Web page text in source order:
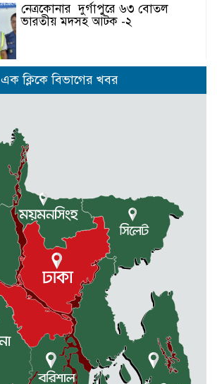
নেত্রকোনার দুর্গাপুরে ৬৩ বোতল
ভারতীয় মদসহ আটক -২
কেন্দুয়ায় ফাইভ ব্রাদার্স সোশাল
ওয়েলফেয়ার এসোসিয়েশনের উদ্যোগে
মোহনগঞ্জ উপজেলা স্বাস্থ্য কম্প্লেক্স
কর্মকর্তা ডা. মোমেনুল এর অকাল মৃত্যু
নেত্রকোণায় মেরিট কেয়ার
অর্গানাইজেশনের উদ্যোগে ফ্রি মেডিক্যাল
ক্যাম্প অনুষ্ঠিত
মোহনগঞ্জ স্বাস্থ্য কমপ্লেক্সের ১২ জন
ডাক্তারকে কৈফিয়ত তলব
বারহাট্টায় ৪৫টি ভারতীয় টায়ার জব্দ,
গ্রেফতার ১
এক ক্লিকে বিভাগের খবর